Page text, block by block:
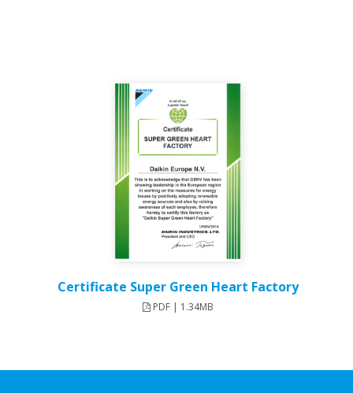
Certificate Super Green Heart Factory
PDF | 1.34MB